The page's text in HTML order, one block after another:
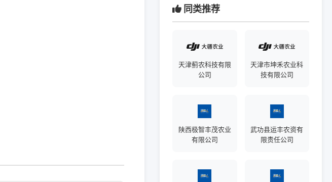
同类推荐
天津蓟农科技有限
公司
天津市坤禾农业科
技有限公司
陕西极智丰茂农业
有限公司
武功县运丰农资有
限责任公司